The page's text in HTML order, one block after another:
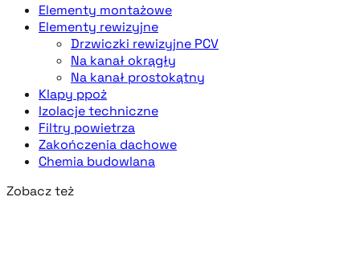
Elementy montażowe
Elementy rewizyjne
Drzwiczki rewizyjne PCV
Na kanał okrągły
Na kanał prostokątny
Klapy ppoż
Izolacje techniczne
Filtry powietrza
Zakończenia dachowe
Chemia budowlana
Zobacz też